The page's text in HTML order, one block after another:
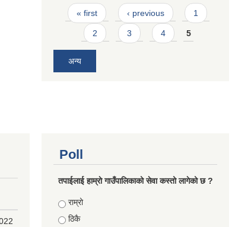
Pages
« first ‹ previous 1
2 3 4 5
अन्य
Poll
तपाईलाई हाम्राे गाउँपालिकाको सेवा कस्तो लागेको छ ?
Choices
राम्रो
ठिकै